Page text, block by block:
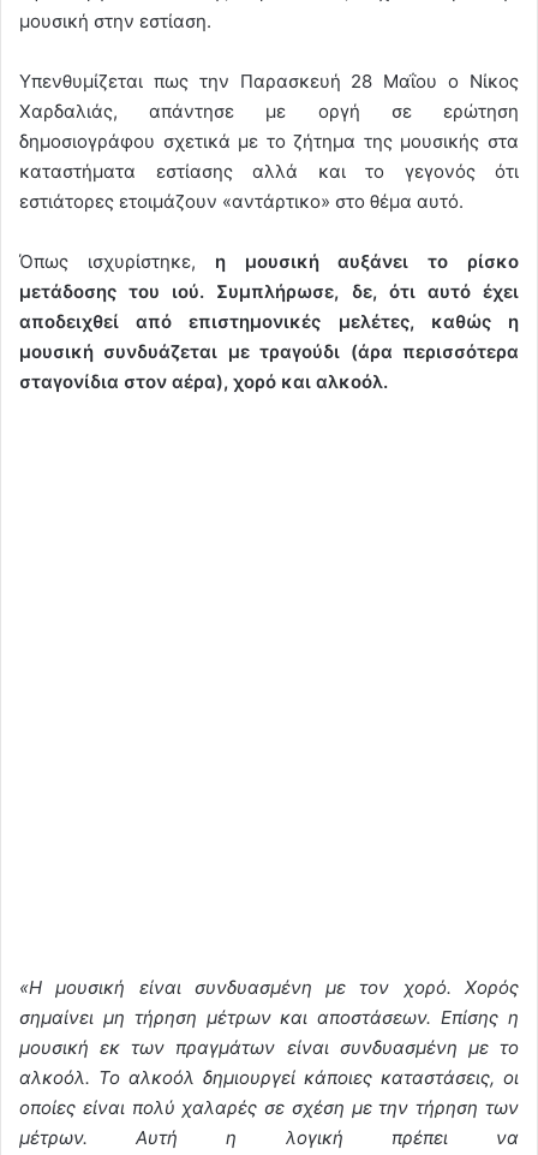
μουσική στην εστίαση.
Υπενθυμίζεται πως την Παρασκευή 28 Μαΐου ο Νίκος
Χαρδαλιάς, απάντησε με οργή σε ερώτηση
δημοσιογράφου σχετικά με το ζήτημα της μουσικής στα
καταστήματα εστίασης αλλά και το γεγονός ότι
εστιάτορες ετοιμάζουν «αντάρτικο» στο θέμα αυτό.
Όπως ισχυρίστηκε, η μουσική αυξάνει το ρίσκο
μετάδοσης του ιού. Συμπλήρωσε, δε, ότι αυτό έχει
αποδειχθεί από επιστημονικές μελέτες, καθώς η
μουσική συνδυάζεται με τραγούδι (άρα περισσότερα
σταγονίδια στον αέρα), χορό και αλκοόλ.
«Η μουσική είναι συνδυασμένη με τον χορό. Χορός
σημαίνει μη τήρηση μέτρων και αποστάσεων. Επίσης η
μουσική εκ των πραγμάτων είναι συνδυασμένη με το
αλκοόλ. Το αλκοόλ δημιουργεί κάποιες καταστάσεις, οι
οποίες είναι πολύ χαλαρές σε σχέση με την τήρηση των
μέτρων. Αυτή η λογική πρέπει να